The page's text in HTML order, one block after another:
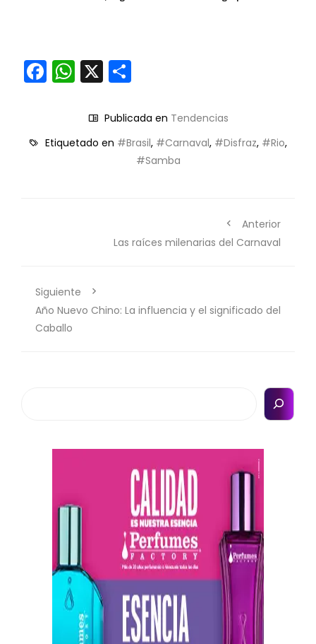
Facebook
WhatsApp
X
Publicada en Tendencias
Etiquetado en #Brasil, #Carnaval, #Disfraz, #Rio,
#Samba
Anterior
Las raíces milenarias del Carnaval
Siguiente
Año Nuevo Chino: La influencia y el significado del
Caballo